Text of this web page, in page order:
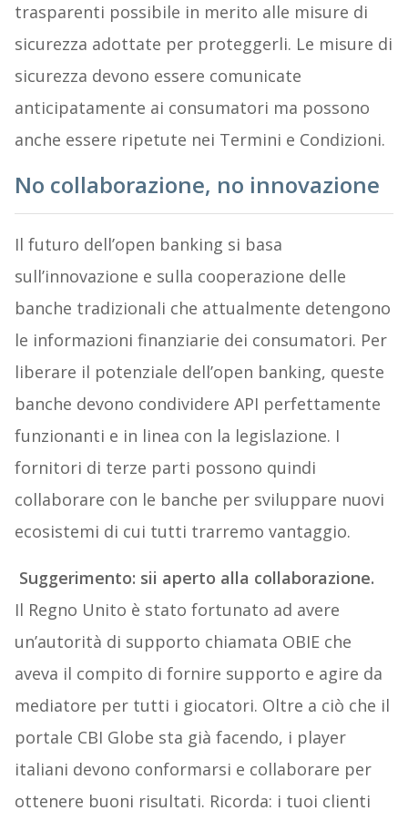
trasparenti possibile in merito alle misure di
sicurezza adottate per proteggerli. Le misure di
sicurezza devono essere comunicate
anticipatamente ai consumatori ma possono
anche essere ripetute nei Termini e Condizioni.
No collaborazione, no innovazione
Il futuro dell’open banking si basa
sull’innovazione e sulla cooperazione delle
banche tradizionali che attualmente detengono
le informazioni finanziarie dei consumatori. Per
liberare il potenziale dell’open banking, queste
banche devono condividere API perfettamente
funzionanti e in linea con la legislazione. I
fornitori di terze parti possono quindi
collaborare con le banche per sviluppare nuovi
ecosistemi di cui tutti trarremo vantaggio.
Suggerimento: sii aperto alla collaborazione.
Il Regno Unito è stato fortunato ad avere
un’autorità di supporto chiamata OBIE che
aveva il compito di fornire supporto e agire da
mediatore per tutti i giocatori. Oltre a ciò che il
portale CBI Globe sta già facendo, i player
italiani devono conformarsi e collaborare per
ottenere buoni risultati. Ricorda: i tuoi clienti